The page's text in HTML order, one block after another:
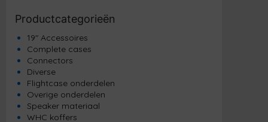
Productcategorieën
19" Accessoires
Complete cases
Connectors
Diverse
Flightcase onderdelen
Overige onderdelen
Speaker materiaal
WHC koffers